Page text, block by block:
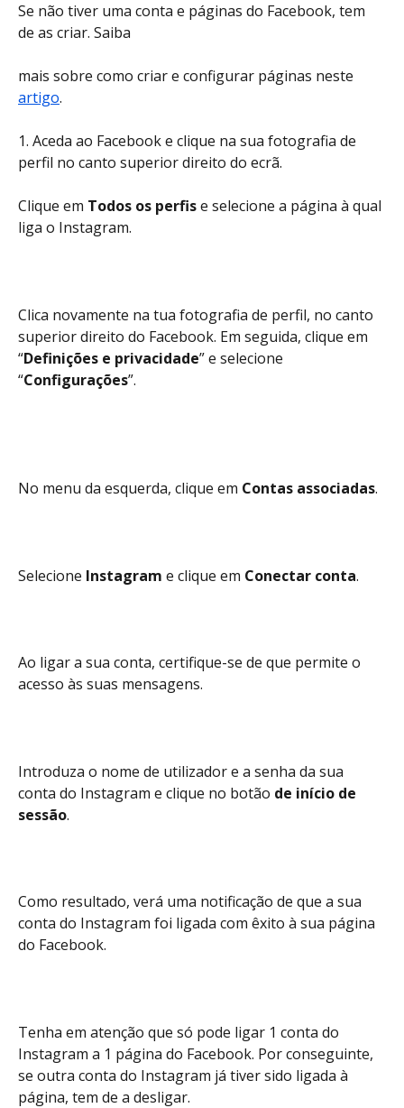
Se não tiver uma conta e páginas do Facebook, tem
de as criar. Saiba
mais sobre como criar e configurar páginas neste
artigo.
1. Aceda ao Facebook e clique na sua fotografia de
perfil no canto superior direito do ecrã.
Clique em Todos os perfis e selecione a página à qual
liga o Instagram.
Clica novamente na tua fotografia de perfil, no canto
superior direito do Facebook. Em seguida, clique em
“Definições e privacidade” e selecione
“Configurações”.
No menu da esquerda, clique em Contas associadas.
Selecione Instagram e clique em Conectar conta.
Ao ligar a sua conta, certifique-se de que permite o
acesso às suas mensagens.
Introduza o nome de utilizador e a senha da sua
conta do Instagram e clique no botão de início de
sessão.
Como resultado, verá uma notificação de que a sua
conta do Instagram foi ligada com êxito à sua página
do Facebook.
Tenha em atenção que só pode ligar 1 conta do
Instagram a 1 página do Facebook. Por conseguinte,
se outra conta do Instagram já tiver sido ligada à
página, tem de a desligar.